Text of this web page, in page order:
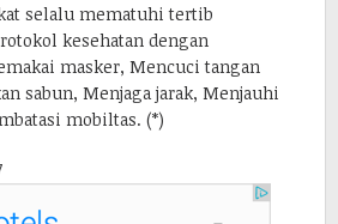
selalu mematuhi tertib
kesehatan dengan
masker, Mencuci tangan
sabun, Menjaga jarak, Menjauhi
mobiltas. (*)